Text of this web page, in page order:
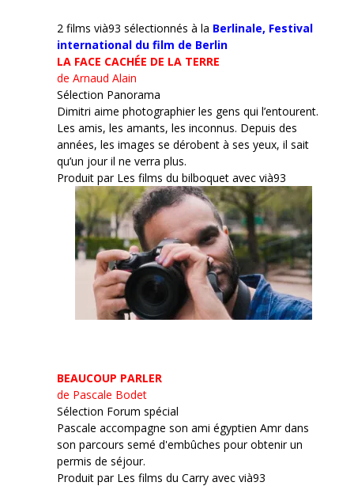
2 films vià93 sélectionnés à la Berlinale, Festival
international du film de Berlin
LA FACE CACHÉE DE LA TERRE
de Arnaud Alain
Sélection Panorama
Dimitri aime photographier les gens qui l’entourent.
Les amis, les amants, les inconnus. Depuis des
années, les images se dérobent à ses yeux, il sait
qu’un jour il ne verra plus.
Produit par Les films du bilboquet avec vià93
BEAUCOUP PARLER
de Pascale Bodet
Sélection Forum spécial
Pascale accompagne son ami égyptien Amr dans
son parcours semé d'embûches pour obtenir un
permis de séjour.
Produit par Les films du Carry avec vià93